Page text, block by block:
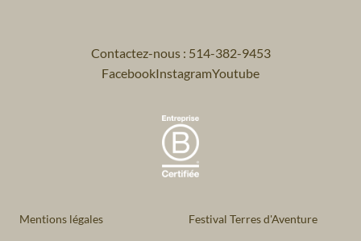
Contactez-nous : 514-382-9453
FacebookInstagramYoutube
Mentions légales Festival Terres d'Aventure